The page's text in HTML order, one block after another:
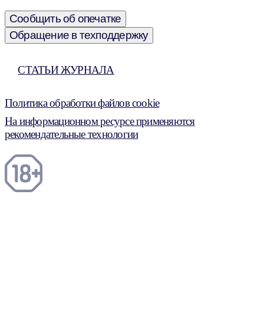
Сообщить об опечатке
Обращение в техподдержку
СТАТЬИ ЖУРНАЛА
Политика обработки файлов cookie
На информационном ресурсе применяются
рекомендательные технологии